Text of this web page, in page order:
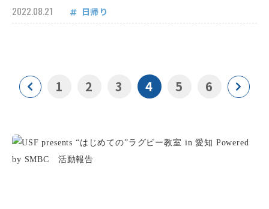
2022.08.21 日帰り
1 2 3 4 5 6